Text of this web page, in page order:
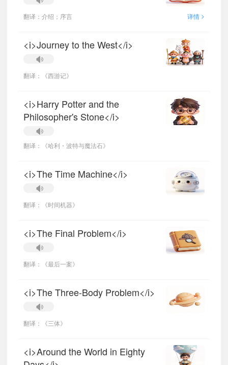
翻译：介绍；序言 详情 >
<i>Journey to the West</i>
翻译：《西游记》
<i>Harry Potter and the
Philosopher's Stone</i>
翻译：《哈利・波特与魔法石》
<i>The Time Machine</i>
翻译：《时间机器》
<i>The Final Problem</i>
翻译：《最后一案》
<i>The Three-Body Problem</i>
翻译：《三体》
<i>Around the World in Eighty